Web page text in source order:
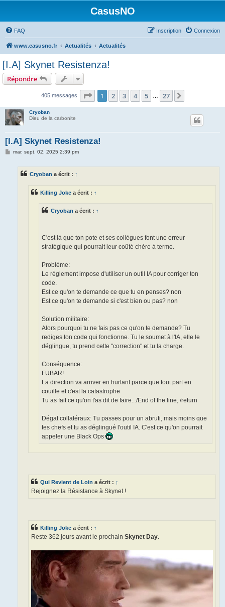
CasusNO
FAQ Connexion
Inscription
www.casusno.fr Actualités Actualités
[I.A] Skynet Resistenza!
Répondre
405 messages Page 1sur27
1 2 3 4 5 27
Cryoban
Dieu de la carbonite
[I.A] Skynet Resistenza!
Mmar. sept. 02, 2025 2:39 pm
Cryoban a écrit : ↑
Killing Joke a écrit : ↑
Cryoban a écrit : ↑
C'est là que ton pote et ses collègues font une erreur
stratégique qui pourrait leur coûté chère à terme.
Problème:
Le règlement impose d'utiliser un outil IA pour corriger ton
code.
Est ce qu'on te demande ce que tu en penses? non
Est ce qu'on te demande si c'est bien ou pas? non
Solution militaire:
Alors pourquoi tu ne fais pas ce qu'on te demande? Tu
rediges ton code qui fonctionne. Tu le soumet à l'IA, elle le
déglingue, tu prend cette "correction" et tu la charge.
Conséquence:
FUBAR!
La direction va arriver en hurlant parce que tout part en
couille et c'est la catastrophe
Tu as fait ce qu'on t'as dit de faire.../End of the line, /return
Dégat collatéraux: Tu passes pour un abruti, mais moins que
tes chefs et tu as déglingué l'outil IA. C'est ce qu'on pourrait
appeler une Black Ops
Qui Revient de Loin a écrit : ↑
Rejoignez la Résistance à Skynet !
Killing Joke a écrit : ↑
Reste 362 jours avant le prochain Skynet Day.